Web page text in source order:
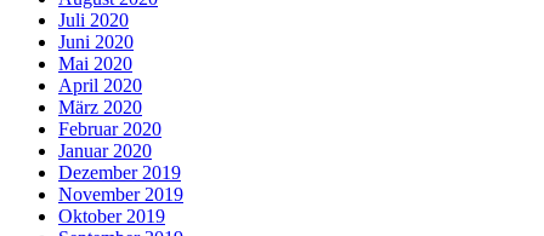
Juli 2020
Juni 2020
Mai 2020
April 2020
März 2020
Februar 2020
Januar 2020
Dezember 2019
November 2019
Oktober 2019